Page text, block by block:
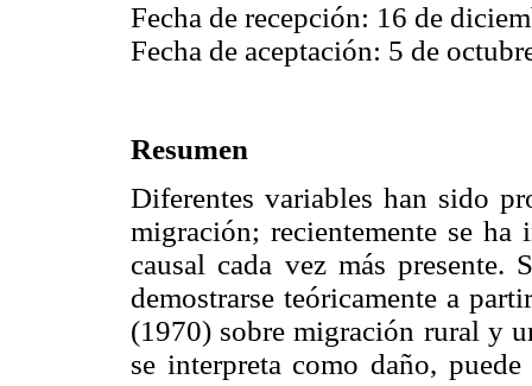
Fecha de recepción: 16 de
Fecha de aceptación: 5 de
Resumen
Diferentes variables han sido
migración; recientemente se
causal cada vez más
demostrarse teóricamente a
(1970) sobre migración rural y
se interpreta como daño,